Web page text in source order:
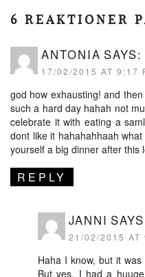
6 REAKTIONER
ANTONIA SAYS:
17/02/2015 AT 9:17
god how exhausting! and
such a hard day hahah not
celebrate it with eating a
dont like it hahahahhaah
yourself a big dinner after this
REPLY
JANNI
21/02/2015 AT
Haha I know, but it
But yes, I had a